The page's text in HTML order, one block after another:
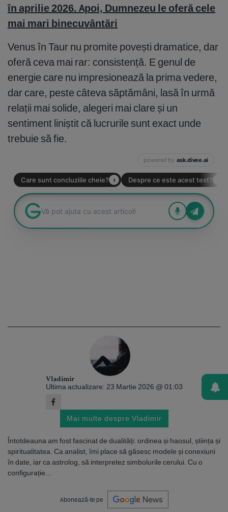
în aprilie 2026. Apoi, Dumnezeu le oferă cele
mai mari binecuvântări
Venus în Taur nu promite povești dramatice, dar
oferă ceva mai rar: consistență. E genul de
energie care nu impresionează la prima vedere,
dar care, peste câteva săptămâni, lasă în urmă
relații mai solide, alegeri mai clare și un
sentiment liniștit că lucrurile sunt exact unde
trebuie să fie.
Vladimir
Ultima actualizare: 23 Martie 2026 @ 01:03
Mai multe despre Vladimir
Întotdeauna am fost fascinat de dualități: ordinea și haosul, știința și
spiritualitatea. Ca analist, îmi place să găsesc modele și conexiuni
în date, iar ca astrolog, să interpretez simbolurile cerului. Cu o
configurație...
Abonează-te pe